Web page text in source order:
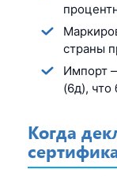
страны
Импорт
(6д), что
Когда